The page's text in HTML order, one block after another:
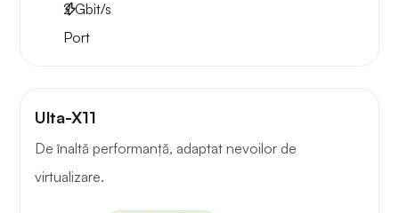
2Gbit/s
Port
Ulta-X11
De înaltă performanță, adaptat nevoilor de
virtualizare.